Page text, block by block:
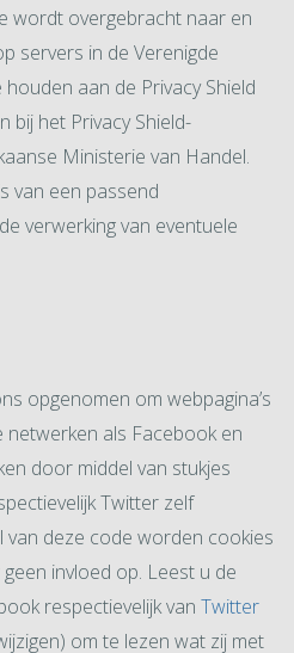
wordt overgebracht naar en
servers in de Verenigde
aan de Privacy Shield
bij het Privacy Shield-
Ministerie van Handel.
van een passend
verwerking van eventuele
opgenomen om webpagina’s
als Facebook en
door middel van stukjes
Twitter zelf
van deze code worden cookies
invloed op. Leest u de
respectievelijk van Twitter
om te lezen wat zij met